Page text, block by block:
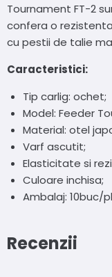
Tournament FT-2
confera o
cu pestii de talie
Caracteristici:
Tip carlig: ochet;
Model: Feeder
Material: otel
Varf ascutit;
Elasticitate si
Culoare inchisa;
Ambalaj: 10buc/
Recenzii